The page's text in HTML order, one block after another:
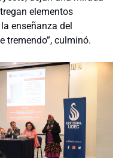
elementos
enseñanza del
tremendo”, culminó.